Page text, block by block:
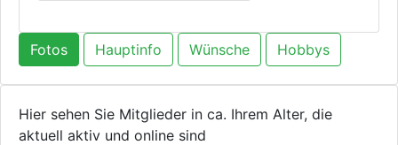
Fotos Hauptinfo Wünsche Hobbys
Hier sehen Sie Mitglieder in ca. Ihrem Alter, die
aktuell aktiv und online sind